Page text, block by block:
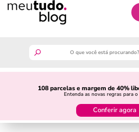
108 parcelas e margem de 40%
Entenda as novas regras para
Conferir agora
guia do trabalhador